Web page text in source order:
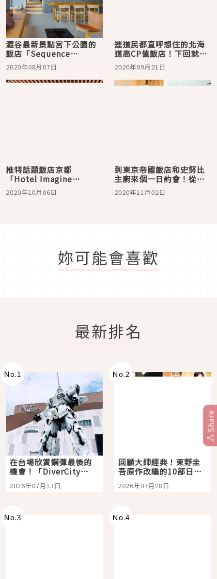
澀谷最新景點宮下公園的
飯店「Sequence
MIYASHITA PARK」開幕
了！讓你玩到深夜的住宿
首選就在這裡
2020年08月07日
連道民都直呼想住的北海
道高CP值飯店！下回就決
定選「THE KNOT
SAPPORO」作為旅行的開
始
2020年09月21日
推特話題飯店京都
「Hotel Imagine
Kyoto」 家族旅行、閨蜜
旅行最適！
2020年10月06日
到東京帝國飯店和史努比
主廚來個一日約會！從房
內布置到餐點都可愛到讓
眾人暴動
2020年11月02日
妳可能會喜歡
最新排名
No.1
在台場欣賞鋼彈最後的
機會！「DiverCity
Tokyo Plaza」搭船、
購物、美食及夜景，一
2026年07月13日
No.2
回顧大師經典！東野圭
吾原作改編的10部日本
影視作品推薦
2026年07月28日
No.3 No.4
Share